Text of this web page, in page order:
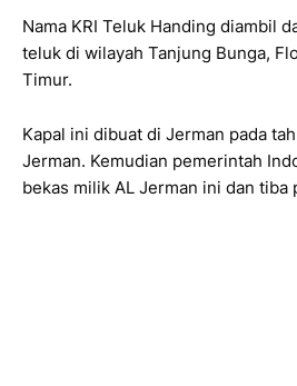
Nama KRI Teluk Handing diambil
teluk di wilayah Tanjung Bunga,
Timur.
Kapal ini dibuat di Jerman pada
Jerman. Kemudian pemerintah
bekas milik AL Jerman ini dan tiba